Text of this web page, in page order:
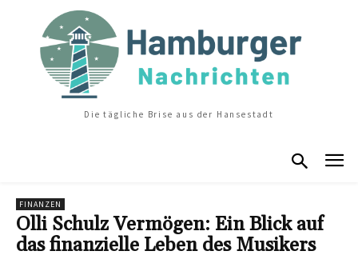
Die tägliche Brise aus der Hansestadt
FINANZEN
Olli Schulz Vermögen: Ein Blick auf
das finanzielle Leben des Musikers